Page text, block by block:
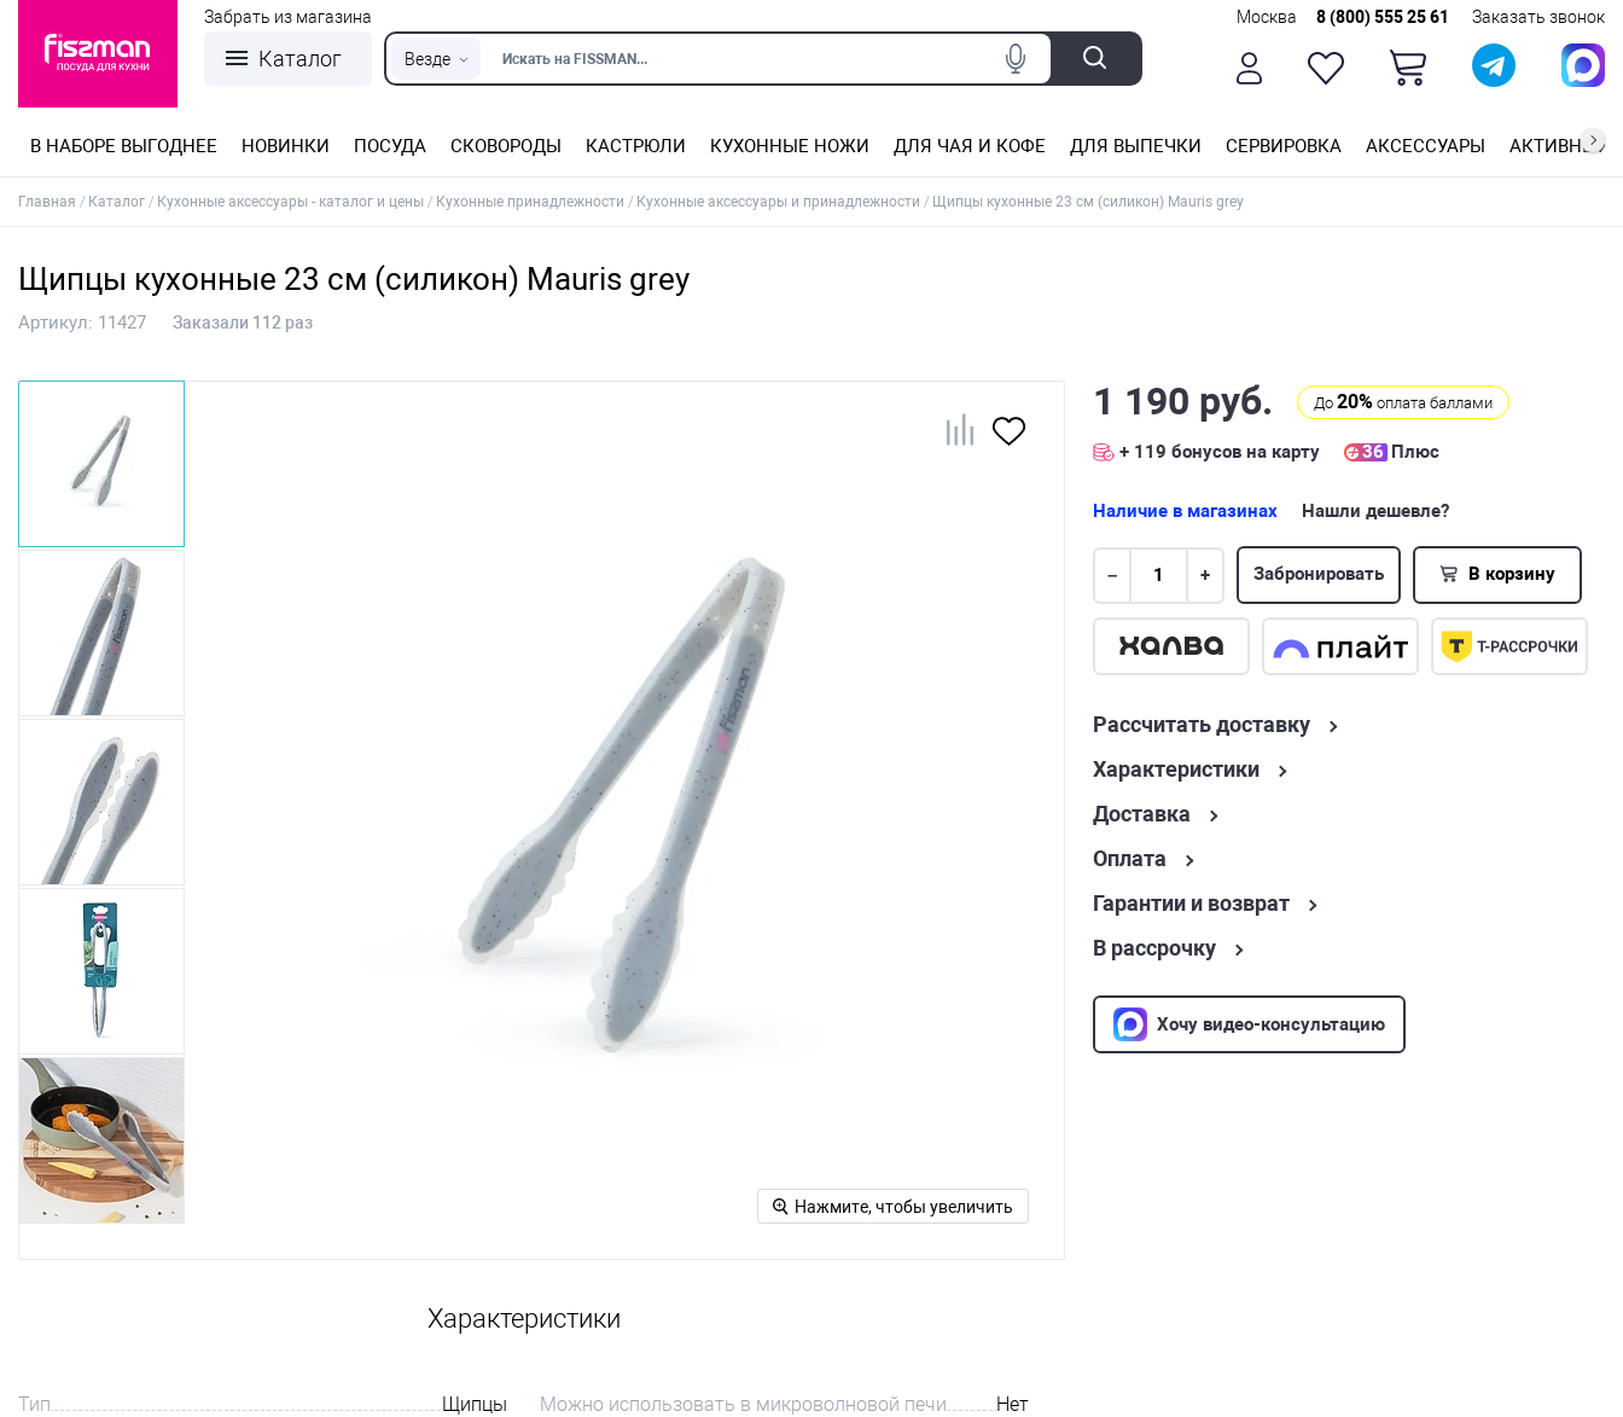
Каталог Везде Искать на FISSMAN...
Забрать из магазина Москва 8 (800) 555 25 61 Заказать звонок
В НАБОРЕ ВЫГОДНЕЕ НОВИНКИ ПОСУДА СКОВОРОДЫ КАСТРЮЛИ КУХОННЫЕ НОЖИ ДЛЯ ЧАЯ И КОФЕ ДЛЯ ВЫПЕЧКИ СЕРВИРОВКА АКСЕССУАРЫ АКТИВНЫЙ
Главная Каталог Кухонные аксессуары - каталог и цены Кухонные принадлежности Кухонные аксессуары и принадлежности Щипцы кухонные 23 см (силикон) Mauris grey
Щипцы кухонные 23 см (силикон) Mauris grey
Артикул: 11427 Заказали 112 раз
Нажмите, чтобы увеличить
1 190 руб. До20% оплата баллами
+ 119 бонусов на карту 36 Плюс
Наличие в магазинах Нашли дешевле?
– + Забронировать В корзину
Рассчитать доставку
Характеристики
Доставка
Оплата
Гарантии и возврат
В рассрочку
Хочу видео-консультацию
Характеристики
Тип
Щипцы
Можно использовать в микроволновой печи
Нет